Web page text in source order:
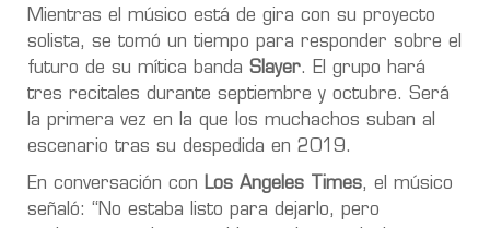
Mientras el músico está de gira con su proyecto
solista, se tomó un tiempo para responder sobre el
futuro de su mítica banda Slayer. El grupo hará
tres recitales durante septiembre y octubre. Será
la primera vez en la que los muchachos suban al
escenario tras su despedida en 2019.
En conversación con Los Angeles Times, el músico
señaló: “No estaba listo para dejarlo, pero